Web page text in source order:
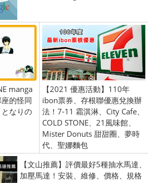
manga
的怪同
なりの
【2021 優惠活動】110年
ibon票券、存根聯優惠兌換辦
法！7-11 霜淇淋、City Cafe、
COLD STONE、21風味館、
Mister Donuts 甜甜圈、夢時
代、聖娜麵包
【文山推薦】評價最好5種抽水馬達、
加壓馬達！安裝、維修、價格、規格